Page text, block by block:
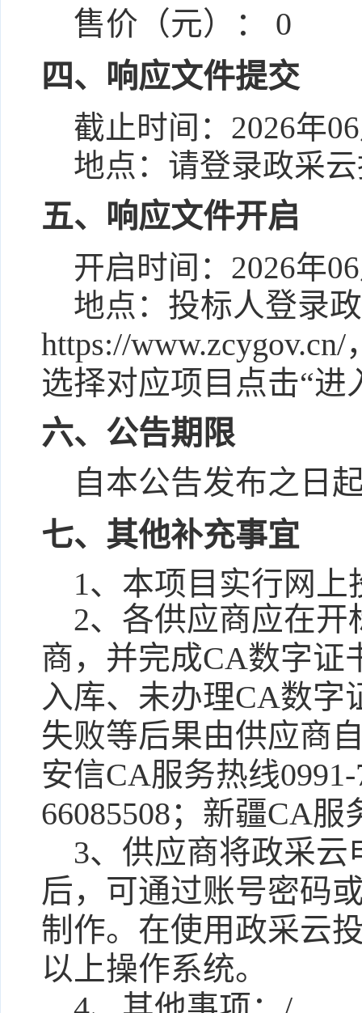
售价（元）： 0
四、响应文件提交
截止时间： 2026年
地点： 请登录政采
五、响应文件开启
开启时间： 2026年
地点： 投标人登录
https://
选择对应项目点击“进
六、公告期限
自本公告发布之日
七、其他补充事宜
1、本项目实行网上
2、各供应商应在开
商，并完成CA数字证
入库、未办理CA数字
失败等后果由供应商
安信CA服务热线
66085508；新疆CA服
3、供应商将政采云
后，可通过账号密码
制作。在使用政采云
以上操作系统。